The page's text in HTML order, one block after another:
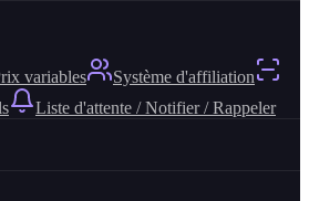
variables
Système d'affiliation
Liste d'attente / Notifier / Rappeler